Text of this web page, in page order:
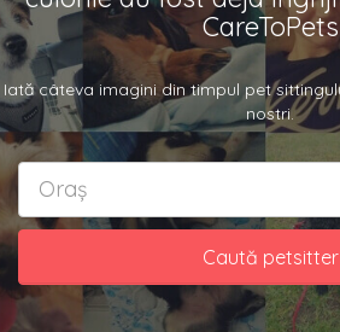
CareToPets
Iată câteva imagini din timpul pet
nostri.
Caută petsitter